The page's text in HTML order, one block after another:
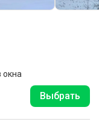
окна
Выбрать